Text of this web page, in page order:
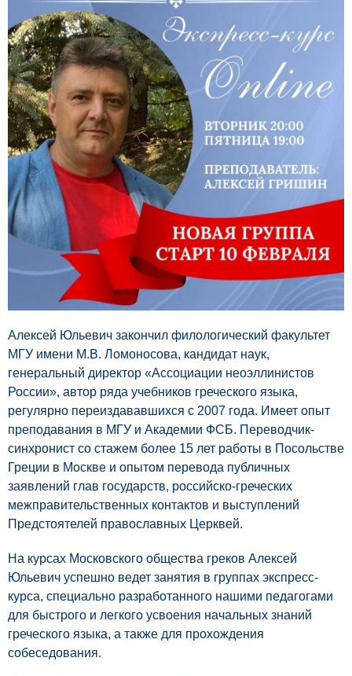
Алексей Юльевич закончил филологический факультет
МГУ имени М.В. Ломоносова, кандидат наук,
генеральный директор «Ассоциации неоэллинистов
России», автор ряда учебников греческого языка,
регулярно переиздававшихся с 2007 года. Имеет опыт
преподавания в МГУ и Академии ФСБ. Переводчик-
синхронист со стажем более 15 лет работы в Посольстве
Греции в Москве и опытом перевода публичных
заявлений глав государств, российско-греческих
межправительственных контактов и выступлений
Предстоятелей православных Церквей.
На курсах Московского общества греков Алексей
Юльевич успешно ведет занятия в группах экспресс-
курса, специально разработанного нашими педагогами
для быстрого и легкого усвоения начальных знаний
греческого языка, а также для прохождения
собеседования.